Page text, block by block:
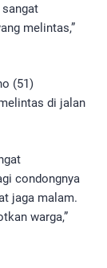
melintas,”
(51)
di jalan
condongnya
jaga malam.
warga,”